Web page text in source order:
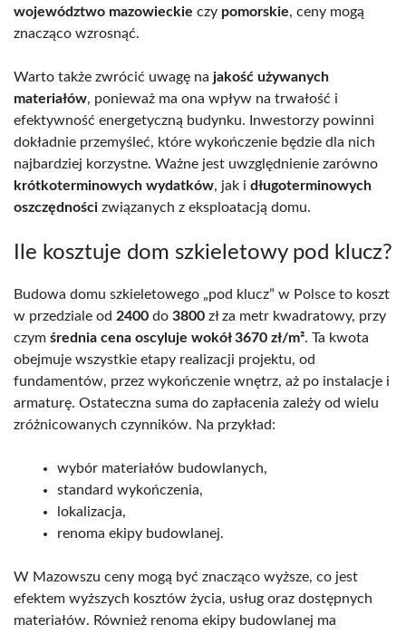
województwo mazowieckie czy pomorskie, ceny mogą
znacząco wzrosnąć.
Warto także zwrócić uwagę na jakość używanych
materiałów, ponieważ ma ona wpływ na trwałość i
efektywność energetyczną budynku. Inwestorzy powinni
dokładnie przemyśleć, które wykończenie będzie dla nich
najbardziej korzystne. Ważne jest uwzględnienie zarówno
krótkoterminowych wydatków, jak i długoterminowych
oszczędności związanych z eksploatacją domu.
Ile kosztuje dom szkieletowy pod klucz?
Budowa domu szkieletowego „pod klucz” w Polsce to koszt
w przedziale od 2400 do 3800 zł za metr kwadratowy, przy
czym średnia cena oscyluje wokół 3670 zł/m². Ta kwota
obejmuje wszystkie etapy realizacji projektu, od
fundamentów, przez wykończenie wnętrz, aż po instalacje i
armaturę. Ostateczna suma do zapłacenia zależy od wielu
zróżnicowanych czynników. Na przykład:
wybór materiałów budowlanych,
standard wykończenia,
lokalizacja,
renoma ekipy budowlanej.
W Mazowszu ceny mogą być znacząco wyższe, co jest
efektem wyższych kosztów życia, usług oraz dostępnych
materiałów. Również renoma ekipy budowlanej ma